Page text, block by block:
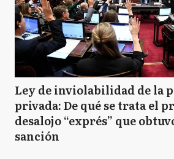
Ley de inviolabilidad de la
privada: De qué se trata el
desalojo “exprés” que
sanción